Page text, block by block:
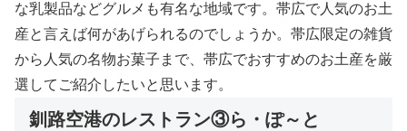
な乳製品などグルメも有名な地域です。帯広で人気のお土
産と言えば何があげられるのでしょうか。帯広限定の雑貨
から人気の名物お菓子まで、帯広でおすすめのお土産を厳
選してご紹介したいと思います。
釧路空港のレストラン③ら・ぽ～と